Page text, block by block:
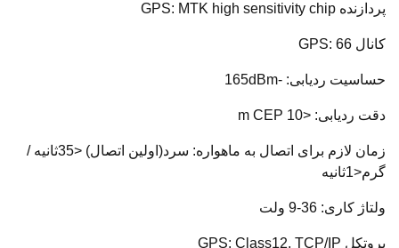
پردازنده GPS: MTK high sensitivity chip
کانال GPS: 66
حساسیت ردیابی: -165dBm
دقت ردیابی: <10 m CEP
زمان لازم برای اتصال به ماهواره: سرد(اولین اتصال) <35ثانیه /
گرم<1ثانیه
ولتاژ کاری: 36-9 ولت
پروتکل GPS: Class12, TCP/IP